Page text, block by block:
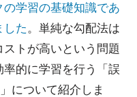
学習の基礎知識であ
した。単純な勾配法は
トが高いという問題
的に学習を行う「誤
について紹介しま